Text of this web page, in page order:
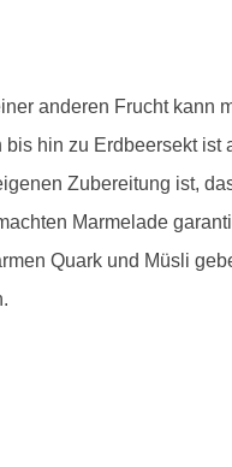
anderen Frucht kann
hin zu Erdbeersekt
Zubereitung ist,
Marmelade
Quark und Müsli